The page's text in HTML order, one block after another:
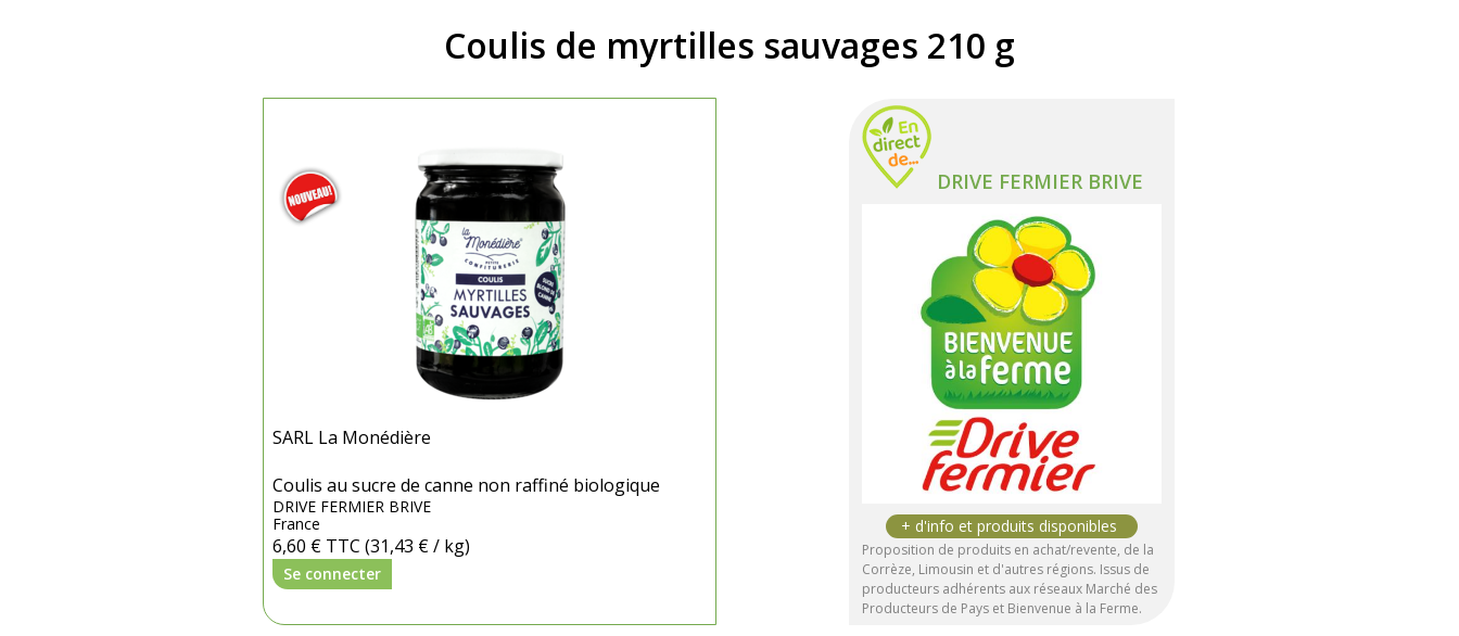
Coulis de myrtilles sauvages 210 g
SARL La Monédière
Coulis au sucre de canne non raffiné biologique
DRIVE FERMIER BRIVE
France
6,60 € TTC (31,43 € / kg)
Se connecter
DRIVE FERMIER BRIVE
Proposition de produits en achat/revente, de la
Corrèze, Limousin et d'autres régions. Issus de
producteurs adhérents aux réseaux Marché des
Producteurs de Pays et Bienvenue à la Ferme.